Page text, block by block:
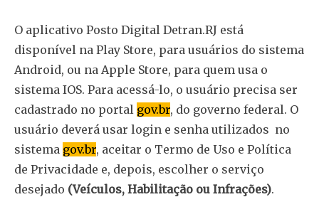
O aplicativo Posto Digital Detran.RJ está
disponível na Play Store, para usuários do sistema
Android, ou na Apple Store, para quem usa o
sistema IOS. Para acessá-lo, o usuário precisa ser
cadastrado no portal gov.br, do governo federal. O
usuário deverá usar login e senha utilizados no
sistema gov.br, aceitar o Termo de Uso e Política
de Privacidade e, depois, escolher o serviço
desejado (Veículos, Habilitação ou Infrações).